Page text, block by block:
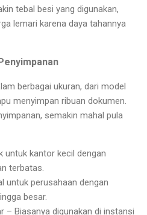
tebal besi yang digunakan,
lemari karena daya tahannya
berbagai ukuran, dari model
menyimpan ribuan dokumen.
semakin mahal pula
untuk kantor kecil dengan
terbatas.
untuk perusahaan dengan
besar.
– Biasanya digunakan di instansi